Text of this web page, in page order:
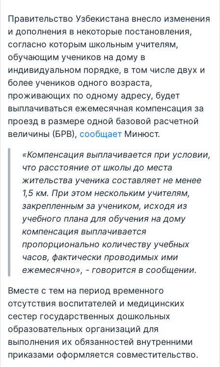
Правительство Узбекистана внесло изменения
и дополнения в некоторые постановления,
согласно которым школьным учителям,
обучающим учеников на дому в
индивидуальном порядке, в том числе двух и
более учеников одного возраста,
проживающих по одному адресу, будет
выплачиваться ежемесячная компенсация за
проезд в размере одной базовой расчетной
величины (БРВ), сообщает Минюст.
«Компенсация выплачивается при условии,
что расстояние от школы до места
жительства ученика составляет не менее
1,5 км. При этом нескольким учителям,
закрепленным за учеником, исходя из
учебного плана для обучения на дому
компенсация выплачивается
пропорционально количеству учебных
часов, фактически проводимых ими
ежемесячно», - говорится в сообщении.
Вместе с тем на период временного
отсутствия воспитателей и медицинских
сестер государственных дошкольных
образовательных организаций для
выполнения их обязанностей внутренними
приказами оформляется совместительство.